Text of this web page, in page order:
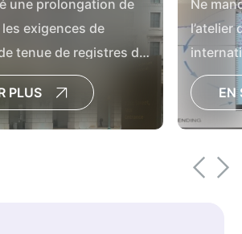
une prolongation de
exigences de
tenue de registres de
Control Act
substances
et
PLUS
Ne
l’atelier
les
l’énergie
EN